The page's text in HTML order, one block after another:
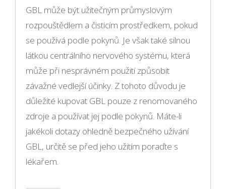
GBL může být užitečným průmyslovým
rozpouštědlem a čisticím prostředkem, pokud
se používá podle pokynů. Je však také silnou
látkou centrálního nervového systému, která
může při nesprávném použití způsobit
závažné vedlejší účinky. Z tohoto důvodu je
důležité kupovat GBL pouze z renomovaného
zdroje a používat jej podle pokynů. Máte-li
jakékoli dotazy ohledně bezpečného užívání
GBL, určitě se před jeho užitím poraďte s
lékařem.